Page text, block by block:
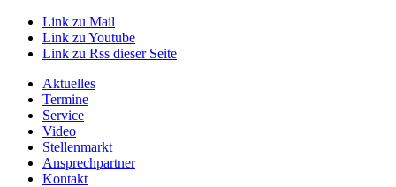
Link zu Mail
Link zu Youtube
Link zu Rss dieser Seite
Aktuelles
Termine
Service
Video
Stellenmarkt
Ansprechpartner
Kontakt